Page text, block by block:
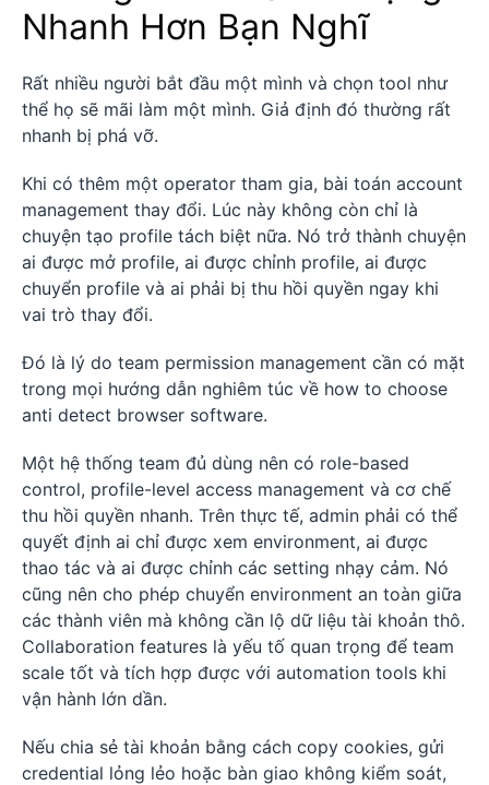
Nhanh Hơn Bạn Nghĩ
Rất nhiều người bắt đầu một mình và chọn tool như
thể họ sẽ mãi làm một mình. Giả định đó thường rất
nhanh bị phá vỡ.
Khi có thêm một operator tham gia, bài toán account
management thay đổi. Lúc này không còn chỉ là
chuyện tạo profile tách biệt nữa. Nó trở thành chuyện
ai được mở profile, ai được chỉnh profile, ai được
chuyển profile và ai phải bị thu hồi quyền ngay khi
vai trò thay đổi.
Đó là lý do team permission management cần có mặt
trong mọi hướng dẫn nghiêm túc về how to choose
anti detect browser software.
Một hệ thống team đủ dùng nên có role-based
control, profile-level access management và cơ chế
thu hồi quyền nhanh. Trên thực tế, admin phải có thể
quyết định ai chỉ được xem environment, ai được
thao tác và ai được chỉnh các setting nhạy cảm. Nó
cũng nên cho phép chuyển environment an toàn giữa
các thành viên mà không cần lộ dữ liệu tài khoản thô.
Collaboration features là yếu tố quan trọng để team
scale tốt và tích hợp được với automation tools khi
vận hành lớn dần.
Nếu chia sẻ tài khoản bằng cách copy cookies, gửi
credential lỏng lẻo hoặc bàn giao không kiểm soát,